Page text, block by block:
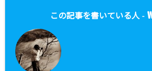
この記事を書いている人 -